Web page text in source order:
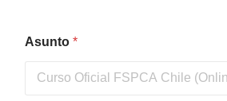
Asunto *